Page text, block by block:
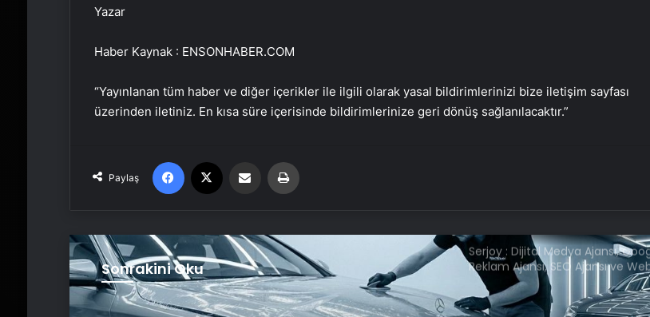
Yazar
Haber Kaynak : ENSONHABER.COM
“Yayınlanan tüm haber ve diğer içerikler ile ilgili olarak yasal bildirimlerinizi bize iletişim sayfası
üzerinden iletiniz. En kısa süre içerisinde bildirimlerinize geri dönüş sağlanılacaktır.”
Paylaş
Facebook Email'den paylaş
Sonrakini Oku
Tasarım Ajansı
UETDS Nedir ? Uetds.com İle Akıllı
Dijital Taşımacılık Yazılımı